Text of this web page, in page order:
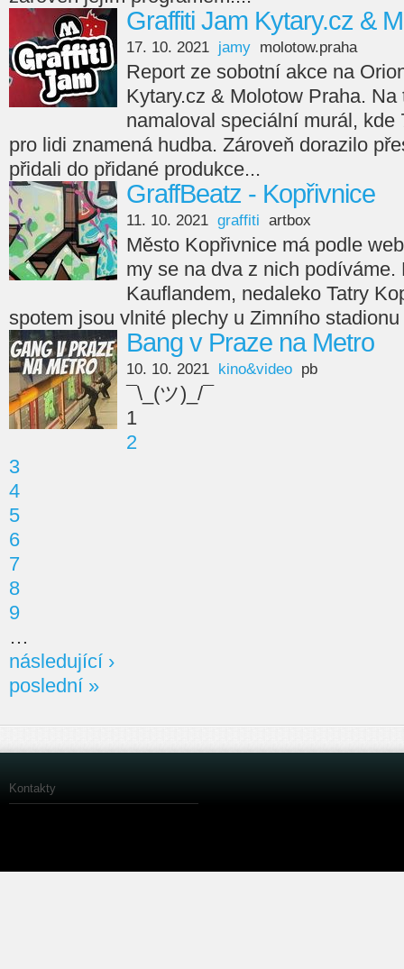
Graffiti Jam Kytary.cz &
17. 10. 2021 jamy molotow.praha
Report ze sobotní akce na
Kytary.cz & Molotow Praha. Na
namaloval speciální murál, kde
pro lidi znamená hudba. Zároveň dorazilo
přidali do přidané produkce...
GraffBeatz - Kopřivnice
11. 10. 2021 graffiti artbox
Město Kopřivnice má podle
my se na dva z nich
Kauflandem, nedaleko Tatry
spotem jsou vlnité plechy u Zimního
Bang v Praze na Metro
10. 10. 2021 kino&video pb
¯\_(ツ)_/¯
1
2
3
4
5
6
7
8
9
…
následující ›
poslední »
Kontakty